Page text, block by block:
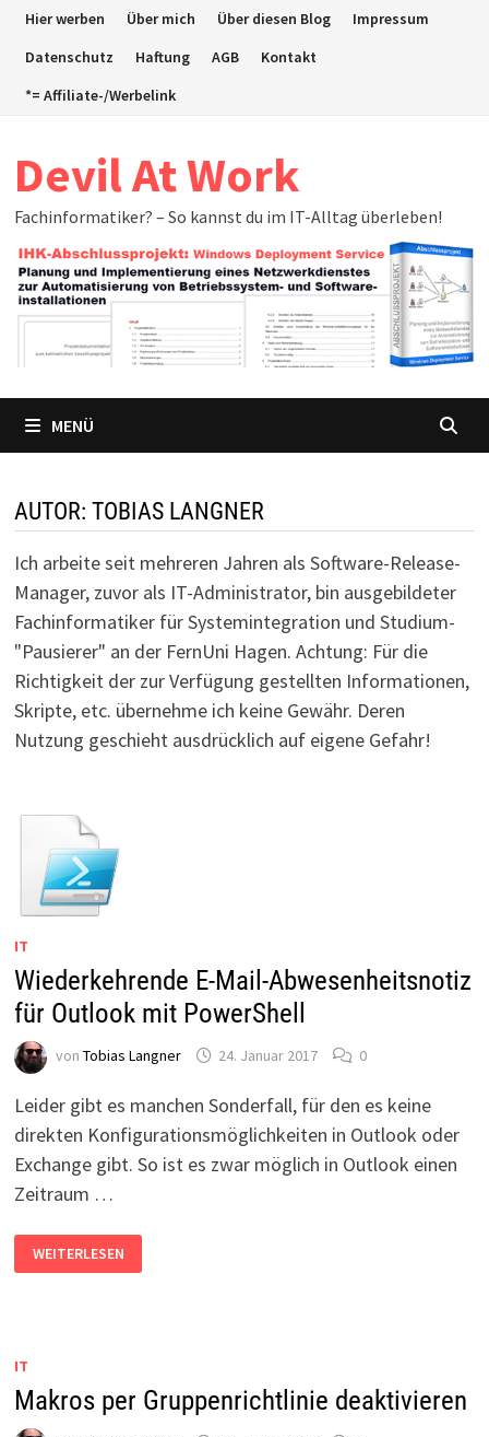
ZumHier werben Über mich Über diesen Blog
Impressum
Datenschutz
Haftung AGB
Kontakt
*= Affiliate-/Werbelink
Devil At Work
Fachinformatiker? – So kannst du im IT-Alltag überleben!
MENÜ
AUTOR: TOBIAS LANGNER
Ich arbeite seit mehreren Jahren als Software-Release-
Manager, zuvor als IT-Administrator, bin ausgebildeter
Fachinformatiker für Systemintegration und Studium-
"Pausierer" an der FernUni Hagen. Achtung: Für die
Richtigkeit der zur Verfügung gestellten Informationen,
Skripte, etc. übernehme ich keine Gewähr. Deren
Nutzung geschieht ausdrücklich auf eigene Gefahr!
IT
Wiederkehrende E-Mail-Abwesenheitsnotiz
für Outlook mit PowerShell
von Tobias Langner 24. Januar 2017 0
Leider gibt es manchen Sonderfall, für den es keine
direkten Konfigurationsmöglichkeiten in Outlook oder
Exchange gibt. So ist es zwar möglich in Outlook einen
Zeitraum …
WIEDERKEHRENDE
E-
MAIL-
WEITERLESEN
IT
Makros per Gruppenrichtlinie deaktivieren